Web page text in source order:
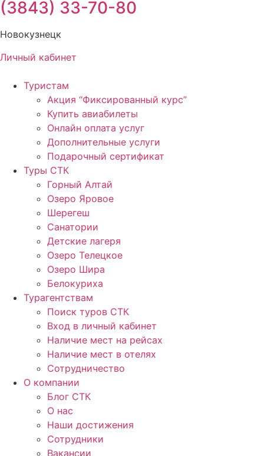
(3843) 33-70-80
Новокузнецк
Личный кабинет
Туристам
Акция “Фиксированный курс”
Купить авиабилеты
Онлайн оплата услуг
Дополнительные услуги
Подарочный сертификат
Туры СТК
Горный Алтай
Озеро Яровое
Шерегеш
Санатории
Детские лагеря
Озеро Телецкое
Озеро Шира
Белокуриха
Турагентствам
Поиск туров СТК
Вход в личный кабинет
Наличие мест на рейсах
Наличие мест в отелях
Сотрудничество
О компании
Блог СТК
О нас
Наши достижения
Сотрудники
Вакансии